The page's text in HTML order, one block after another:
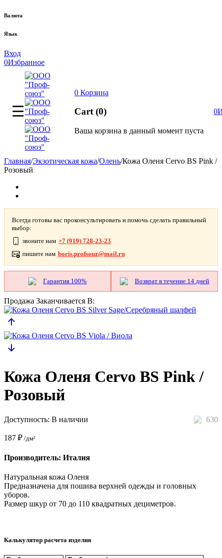
Валюта
Язык
Вход
0Избранное
0 Корзина
Cart (0)
Ваша корзина в данный момент пуста
0
Главная/Экзотическая кожа/Олень/Кожа Оленя Cervo BS Pink /
Розовый
Всегда готовы вас проконсультировать и помочь сделать правильный
выбор:
звоните нам +7 (919) 728-23-23
пишите нам boris.profsouz@mail.ru
Гарантия 100% Возврат в течение 14 дней
Продажа Заканчивается В:
Кожа Оленя Cervo BS Pink /
Розовый
630
Доступность: В наличии
187 ₽ /дм²
Производитель: Италия
Натуральная кожа Оленя
Предназначена для пошива верхней одежды и головных
уборов.
Размер шкур от 70 до 110 квадратных дециметров.
Калькулятор расчета изделия